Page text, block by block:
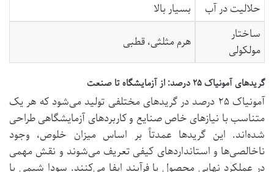
حلالیت در آب
بسیار بالا
ساختار
مولکولی
هرم مثلثی، قطبی
گریدهای آمونیاک ۲۵ درصد: از آزمایشگاه تا صنعت
آمونیاک ۲۵ درصد در گریدهای مختلفی تولید می‌شود که هر یک
متناسب با نیازهای خاص صنایع و کاربردهای آزمایشگاهی طراحی
شده‌اند. این گریدها عمدتاً بر اساس میزان خلوص، وجود
ناخالصی‌ها و استانداردهای کیفی تعریف می‌شوند و نقش مهمی
در عملکرد نهایی محصول یا فرآیند ایفا می‌کنند. سودا شیمی با